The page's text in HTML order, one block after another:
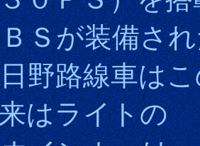
Ｓが装備さ
野路線車は
はライトの